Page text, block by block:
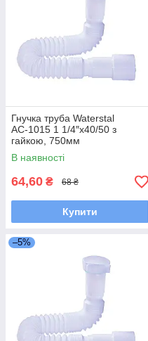
Гнучка труба Waterstal
АС-1015 1 1/4″х40/50 з
гайкою, 750мм
В наявності
64,60 ₴ 68 ₴
Купити
–5%